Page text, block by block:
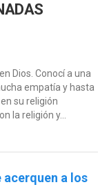
Dios. Conocí a una
empatía y hasta
su religión
la religión y...
a los